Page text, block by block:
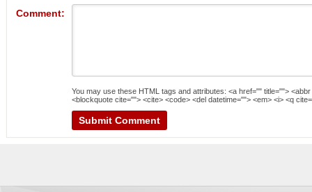
Comment:
You may use these HTML tags and attributes: <a href="" title="">
<blockquote cite=""> <cite> <code> <del datetime=""> <em> <i> <q